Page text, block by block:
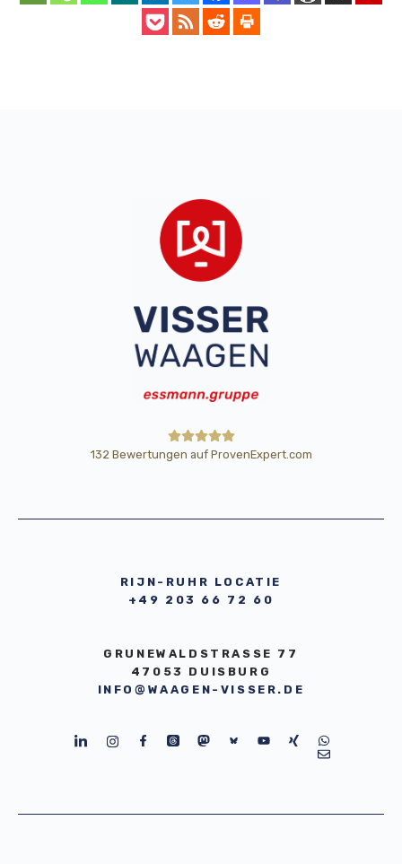
132 Bewertungen auf ProvenExpert.com
RIJN-RUHR LOCATIE
+49 203 66 72 60
GRUNEWALDSTRASSE 77
47053 DUISBURG
INFO@WAAGEN-VISSER.DE